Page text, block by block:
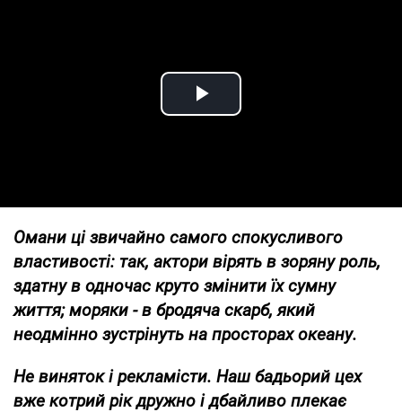
Play Video
Омани ці звичайно самого спокусливого
властивості: так, актори вірять в зоряну роль,
здатну в одночас круто змінити їх сумну
життя; моряки - в бродяча скарб, який
неодмінно зустрінуть на просторах океану.
Не виняток і рекламісти. Наш бадьорий цех
вже котрий рік дружно і дбайливо плекає